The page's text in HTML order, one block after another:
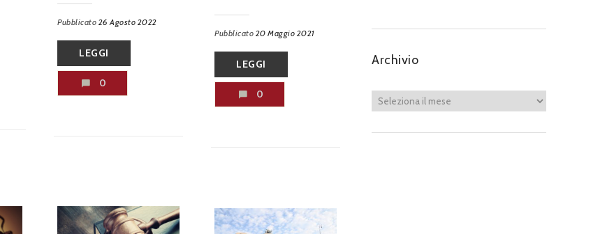
Pubblicato 26 Agosto 2022
LEGGI
0
Pubblicato 20 Maggio 2021
LEGGI
0
Archivio